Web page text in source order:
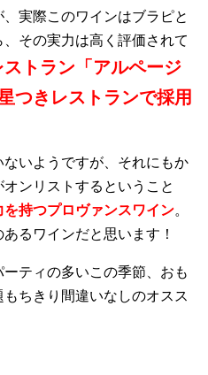
実際このワインはブラピと
その実力は高く評価されて
トラン「アルページ
つきレストランで採用
いようですが、それにもか
ンリストするということ
持つプロヴァンスワイン。
るワインだと思います！
ティの多いこの季節、おも
もちきり間違いなしのオスス